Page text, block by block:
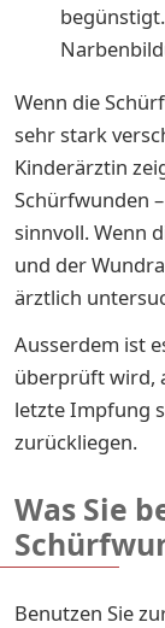
Wenn die
sehr stark
Kinderärztin
Schürfwunden
sinnvoll. Wenn
und der
ärztlich
Ausserdem ist
überprüft wird,
letzte Impfung
zurückliegen.
Was Sie
Benutzen Sie